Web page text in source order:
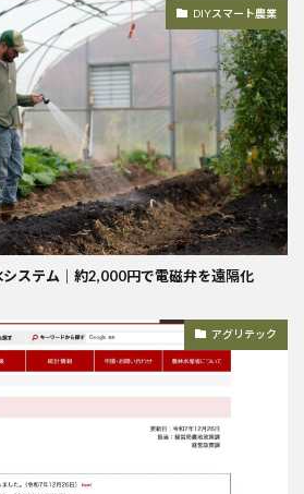
DIYスマート農業
ステム｜約2,000円で電磁弁を遠隔化
アグリテック